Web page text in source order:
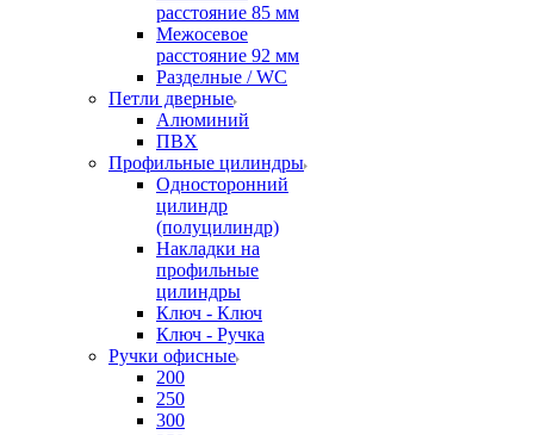
расстояние 85 мм
Межосевое
расстояние 92 мм
Разделные / WC
Петли дверные
Алюминий
ПВХ
Профильные цилиндры
Односторонний
цилиндр
(полуцилиндр)
Накладки на
профильные
цилиндры
Ключ - Ключ
Ключ - Ручка
Ручки офисные
200
250
300